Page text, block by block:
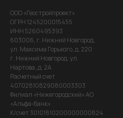
ООО «Геостройпроект»
ОГРН 1245200015455
ИНН 5260495393
603006, г. Нижний Новгород,
ул. Максима Горького, д. 220
г. Нижний Новгород, ул.
Нартова,,д. 2А
Расчетный счет
40702810829080003303
Филиал «Нижегородский» АО
«Альфа-банк»
К/счет 30101810200000000824